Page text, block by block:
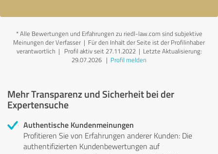
*Alle Bewertungen und Erfahrungen zu riedl-law.com sind subjektive
Meinungen der Verfasser | Für den Inhalt der Seite ist der Profilinhaber
verantwortlich | Profil aktiv seit 27.11.2022 | Letzte Aktualisierung:
29.07.2026 | Profil melden
Mehr Transparenz und Sicherheit bei der
Expertensuche
Authentische Kundenmeinungen
Profitieren Sie von Erfahrungen anderer Kunden: Die
authentifizierten Kundenbewertungen auf